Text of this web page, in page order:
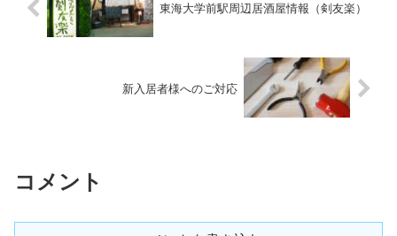
東海大学前駅周辺居酒屋情報（剣友楽）
新入居者様へのご対応
コメント